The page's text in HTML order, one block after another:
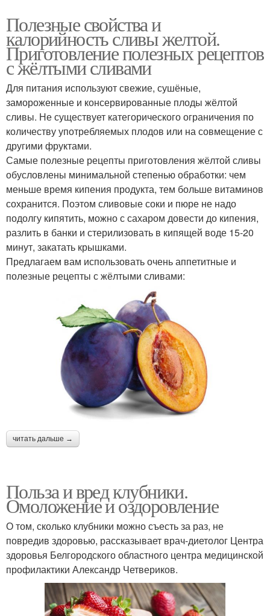
Полезные свойства и
калорийность сливы желтой.
Приготовление полезных рецептов
с жёлтыми сливами
Для питания используют свежие, сушёные,
замороженные и консервированные плоды жёлтой
сливы. Не существует категорического ограничения по
количеству употребляемых плодов или на совмещение с
другими фруктами.
Самые полезные рецепты приготовления жёлтой сливы
обусловлены минимальной степенью обработки: чем
меньше время кипения продукта, тем больше витаминов
сохранится. Поэтом сливовые соки и пюре не надо
подолгу кипятить, можно с сахаром довести до кипения,
разлить в банки и стерилизовать в кипящей воде 15-20
минут, закатать крышками.
Предлагаем вам использовать очень аппетитные и
полезные рецепты с жёлтыми сливами:
читать дальше →
Польза и вред клубники.
Омоложение и оздоровление
О том, сколько клубники можно съесть за раз, не
повредив здоровью, рассказывает врач-диетолог Центра
здоровья Белгородского областного центра медицинской
профилактики Александр Четвериков.